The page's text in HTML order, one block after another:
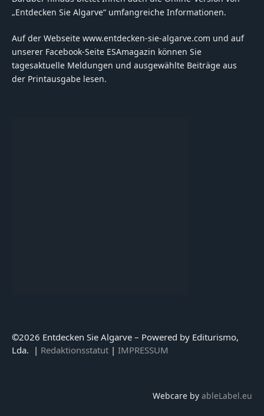
„Entdecken Sie Algarve“ umfangreiche Informationen.
Auf der Webseite www.entdecken-sie-algarve.com und auf
unserer Facebook-Seite ESAmagazin können Sie
tagesaktuelle Meldungen und ausgewählte Beiträge aus
der Printausgabe lesen.
©2026 Entdecken Sie Algarve – Powered by Editurismo,
Lda. | Redaktionsstatut | IMPRESSUM
Webcare by ableLabel.eu